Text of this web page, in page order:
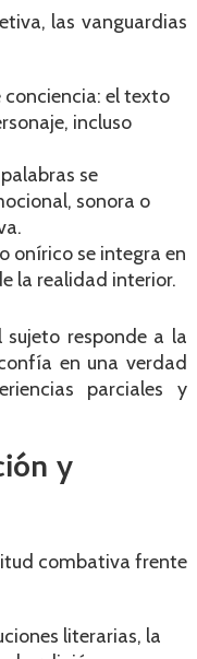
las vanguardias
el texto
incluso
se
sonora o
onírico se integra en
la realidad interior.
responde a la
en una verdad
parciales y
y
combativa frente
literarias, la